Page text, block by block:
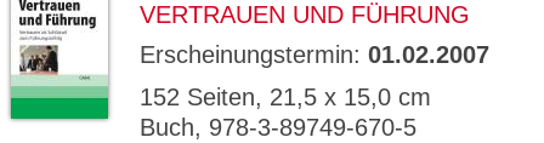
VERTRAUEN UND FÜHRUNG
Erscheinungstermin: 01.02.2007
152 Seiten, 21,5 x 15,0 cm
Buch, 978-3-89749-670-5